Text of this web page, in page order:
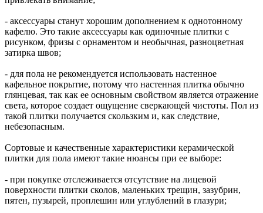
- аксессуары станут хорошим дополнением к однотонному
кафелю. Это такие аксессуары как одиночные плитки с
рисунком, фризы с орнаментом и необычная, разноцветная
затирка швов;
- для пола не рекомендуется использовать настенное
кафельное покрытие, потому что настенная плитка обычно
глянцевая, так как ее основным свойством является отражение
света, которое создает ощущение сверкающей чистоты. Пол из
такой плитки получается скользким и, как следствие,
небезопасным.
Сортовые и качественные характеристики керамической
плитки для пола имеют такие нюансы при ее выборе:
- при покупке отслеживается отсутствие на лицевой
поверхности плитки сколов, маленьких трещин, зазубрин,
пятен, пузырей, проплешин или углублений в глазури;